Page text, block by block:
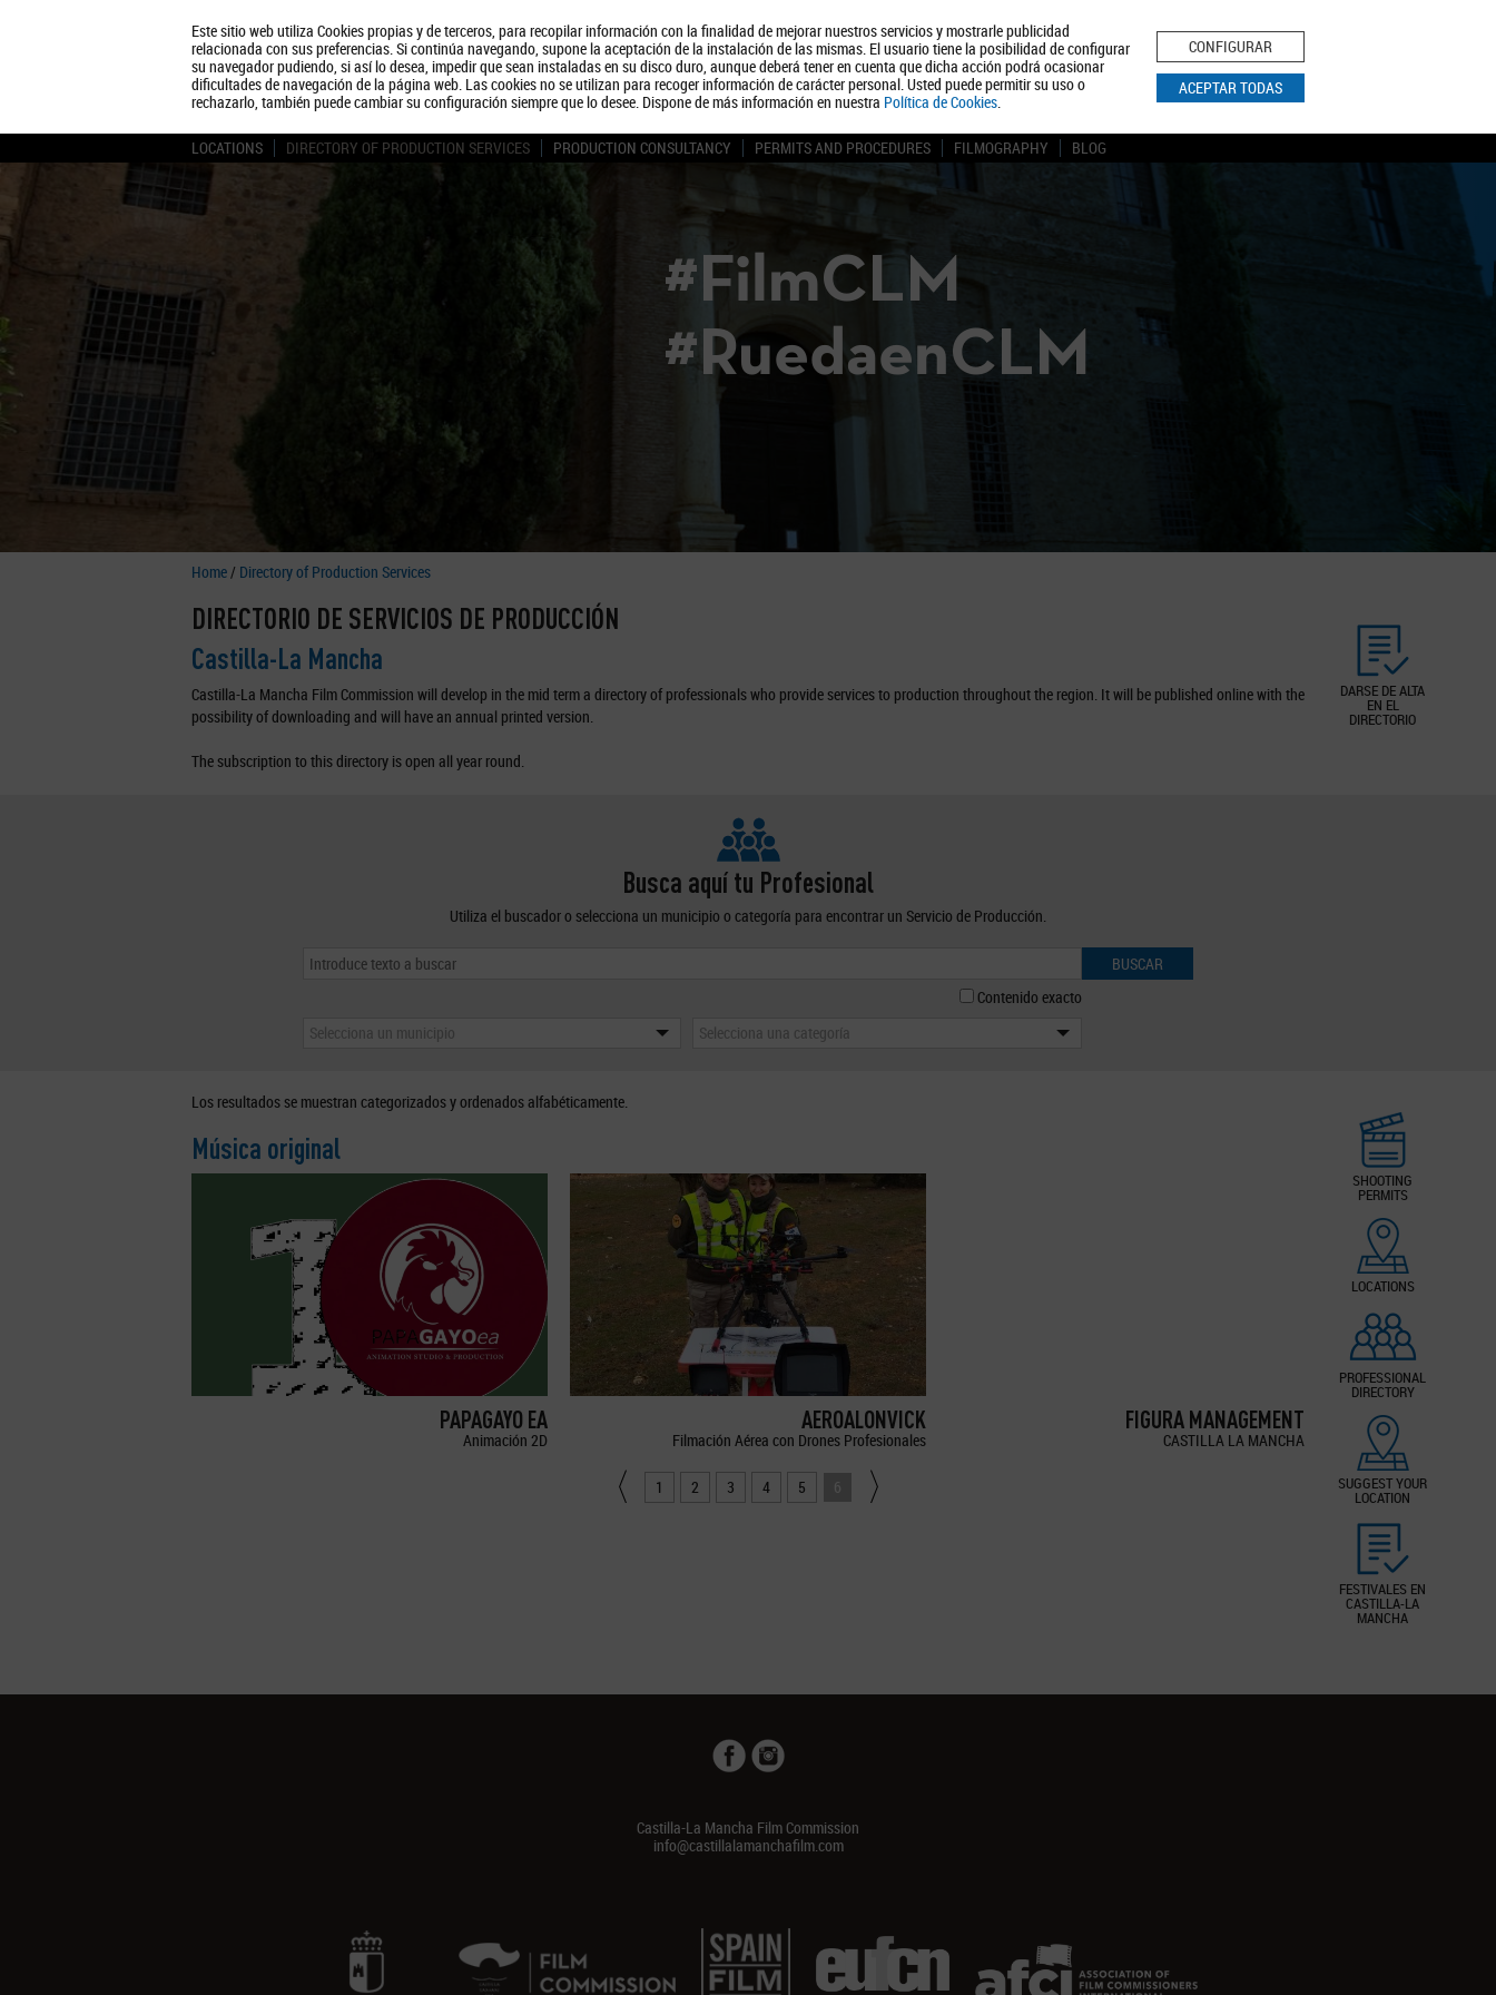
Este sitio web utiliza Cookies propias y de terceros, para recopilar información con la finalidad de mejorar nuestros servicios y mostrarle publicidad
relacionada con sus preferencias. Si continúa navegando, supone la aceptación de la instalación de las mismas. El usuario tiene la posibilidad de configurar
su navegador pudiendo, si así lo desea, impedir que sean instaladas en su disco duro, aunque deberá tener en cuenta que dicha acción podrá ocasionar
dificultades de navegación de la página web. Las cookies no se utilizan para recoger información de carácter personal. Usted puede permitir su uso o
rechazarlo, también puede cambiar su configuración siempre que lo desee. Dispone de más información en nuestra Política de Cookies.
CONFIGURAR
ACEPTAR TODAS
About us Tourism Política de Privacidad Aviso Legal Política de Cookies
BUSCAR
LOCATIONS DIRECTORY OF PRODUCTION SERVICES PRODUCTION CONSULTANCY PERMITS AND PROCEDURES FILMOGRAPHY BLOG
#FilmCLM
#RuedaenCLM
Home/ Directory of Production Services
DARSE DE ALTA
EN EL
DIRECTORIO
DIRECTORIO DE SERVICIOS DE PRODUCCIÓN
Castilla-La Mancha
Castilla-La Mancha Film Commission will develop in the mid term a directory of professionals who provide services to production throughout the region. It will be published online with the
possibility of downloading and will have an annual printed version.
The subscription to this directory is open all year round.
Busca aquí tu Profesional
Utiliza el buscador o selecciona un municipio o categoría para encontrar un Servicio de Producción.
BUSCAR
Contenido exacto
Selecciona un municipio
Selecciona una categoría
SHOOTING
PERMITS
LOCATIONS
PROFESSIONAL
DIRECTORY
SUGGEST YOUR
LOCATION
FESTIVALES EN
CASTILLA-LA
MANCHA
Los resultados se muestran categorizados y ordenados alfabéticamente.
Música original
PAPAGAYO EA
Animación 2D
AEROALONVICK
Filmación Aérea con Drones Profesionales
FIGURA MANAGEMENT
CASTILLA LA MANCHA
1 2 3 4 5 6
Castilla-La Mancha Film Commission
info@castillalamanchafilm.com